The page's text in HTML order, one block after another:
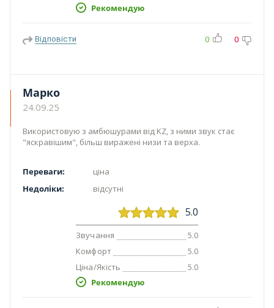
Рекомендую
Відповісти 0 0
Марко
24.09.25
Використовую з амбюшурами від KZ, з ними звук стає
"яскравішим", більш виражені низи та верха.
Переваги:
ціна
Недоліки:
відсутні
5.0
Звучання 5.0
Комфорт 5.0
Ціна/Якість 5.0
Рекомендую